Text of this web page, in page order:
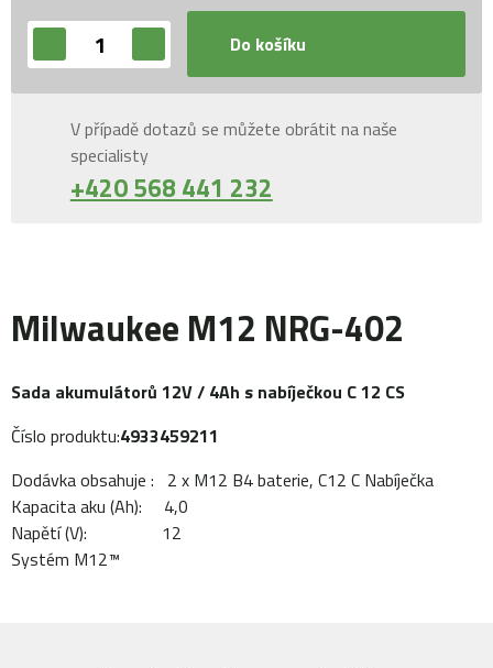
Do košíku
V případě dotazů se můžete obrátit na naše
specialisty
+420 568 441 232
Milwaukee M12 NRG-402
Sada akumulátorů 12V / 4Ah s nabíječkou C 12 CS
Číslo produktu:4933459211
Dodávka obsahuje : 2 x M12 B4 baterie, C12 C Nabíječka
Kapacita aku (Ah): 4,0
Napětí (V): 12
Systém M12™